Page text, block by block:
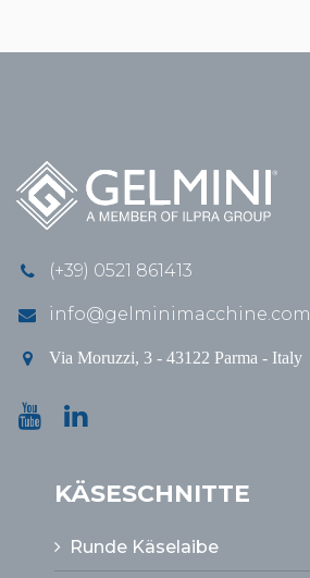
(+39) 0521 861413
info@gelminimacchine.com
Via Moruzzi, 3 - 43122 Parma - Italy
KÄSESCHNITTE
Runde Käselaibe